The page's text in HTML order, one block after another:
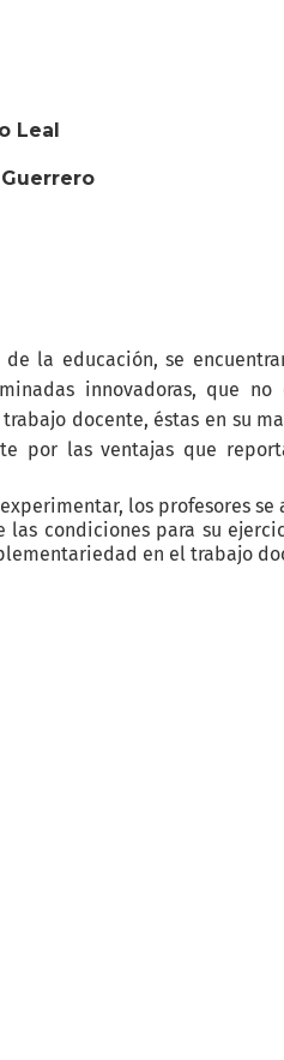
Leal
la educación, se
innovadoras, que no
docente, éstas en su
por las ventajas que
los profesores se
condiciones para su
en el trabajo